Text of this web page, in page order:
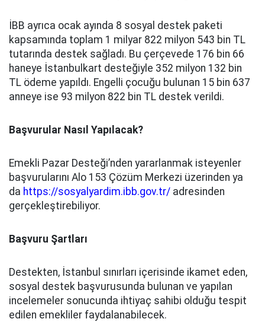
İBB ayrıca ocak ayında 8 sosyal destek paketi
kapsamında toplam 1 milyar 822 milyon 543 bin TL
tutarında destek sağladı. Bu çerçevede 176 bin 66
haneye İstanbulkart desteğiyle 352 milyon 132 bin
TL ödeme yapıldı. Engelli çocuğu bulunan 15 bin 637
anneye ise 93 milyon 822 bin TL destek verildi.
Başvurular Nasıl Yapılacak?
Emekli Pazar Desteği’nden yararlanmak isteyenler
başvurularını Alo 153 Çözüm Merkezi üzerinden ya
da https://sosyalyardim.ibb.gov.tr/ adresinden
gerçekleştirebiliyor.
Başvuru Şartları
Destekten, İstanbul sınırları içerisinde ikamet eden,
sosyal destek başvurusunda bulunan ve yapılan
incelemeler sonucunda ihtiyaç sahibi olduğu tespit
edilen emekliler faydalanabilecek.